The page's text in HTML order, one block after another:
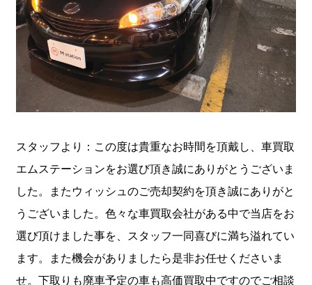
スタッフより：この度は貴重なお時間を頂戴し、車買取
エムステーションをお選び頂き誠にありがとうございま
した。またウィッシュのご売却契約を頂き誠にありがと
うございました。色々な車買取会社がある中で当店をお
選び頂けました事を、スタッフ一同喜びに満ち溢れてい
ます。また機会がありましたら是非お任せくださいま
せ。下取りも廃車予定の車も高価買取中ですのでご相談